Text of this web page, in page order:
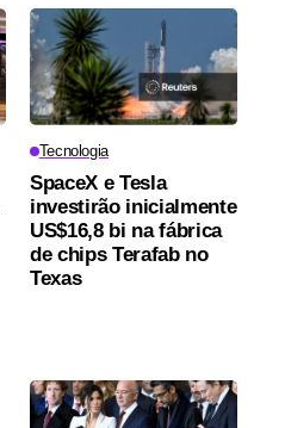
Tecnologia
SpaceX e Tesla
investirão inicialmente
US$16,8 bi na fábrica
de chips Terafab no
Texas